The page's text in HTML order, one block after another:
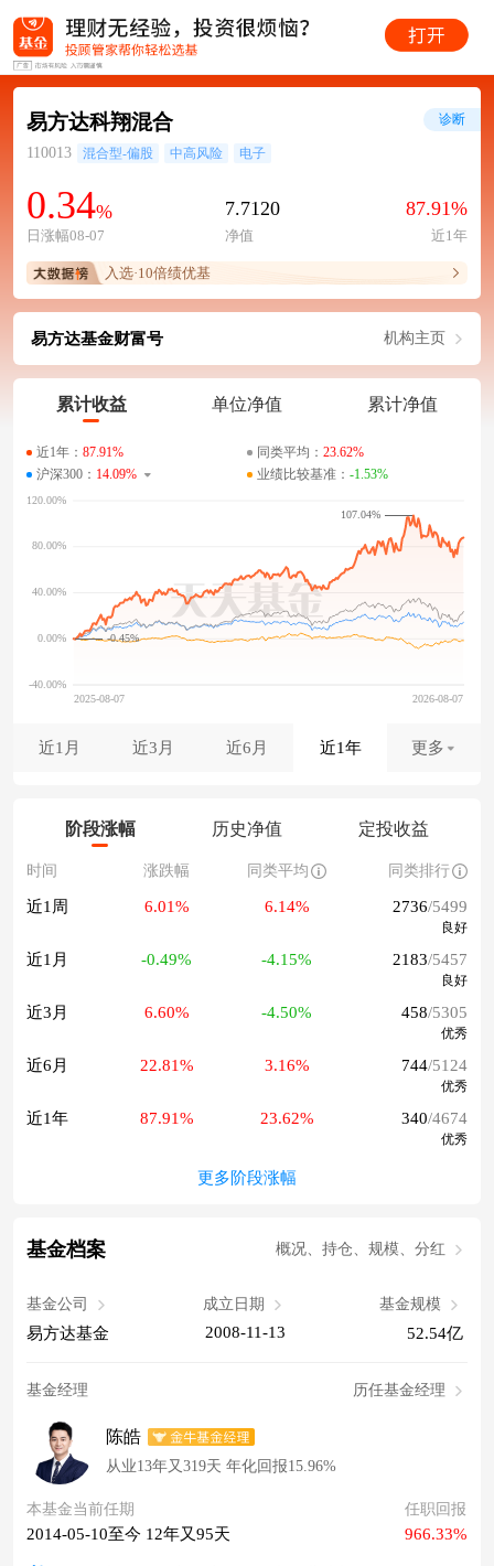
易方达科翔混合
110013 混合型-偏股 中高风险 电子
0.34%
日涨幅08-07
7.7120
净值
87.91%
近1年
入选·10倍绩优基
诊断
易方达基金财富号 机构主页
累计收益 单位净值 累计净值
近1年： 87.91% 同类平均： 23.62%
沪深300： 14.09% 业绩比较基准： -1.53%
-0.45%
107.04%
近1月 近3月 近6月 近1年 更多
阶段涨幅 历史净值 定投收益
时间 涨跌幅 同类平均 同类排行
近1周 6.01% 6.14% 2736/5499
良好
近1月 -0.49% -4.15% 2183/5457
良好
近3月 6.60% -4.50% 458/5305
优秀
近6月 22.81% 3.16% 744/5124
优秀
近1年 87.91% 23.62% 340/4674
优秀
更多阶段涨幅
基金档案 概况、持仓、规模、分红
基金公司
易方达基金
成立日期
2008-11-13
基金规模
52.54亿
基金经理 历任基金经理
陈皓
从业13年又319天 年化回报15.96%
本基金当前任期
2014-05-10至今 12年又95天
任职回报
966.33%